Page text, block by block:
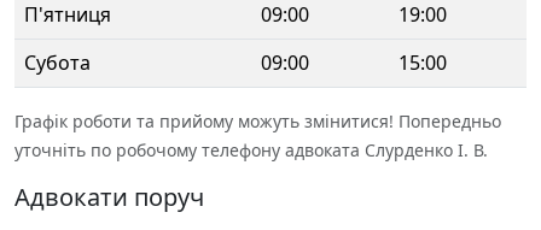
П'ятниця
09:00
19:00
Субота
09:00 15:00
Графік роботи та прийому можуть змінитися! Попередньо
уточніть по робочому телефону адвоката Слурденко І. В.
Адвокати поруч